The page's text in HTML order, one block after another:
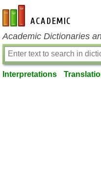
en-academic.com
Academic Dictionaries
Interpretations